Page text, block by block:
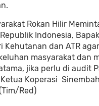
Rokan Hilir
Indonesia,
Kehutanan dan ATR agar
masyarakat dan
jika perlu di audit
Ketua Koperasi
Red)